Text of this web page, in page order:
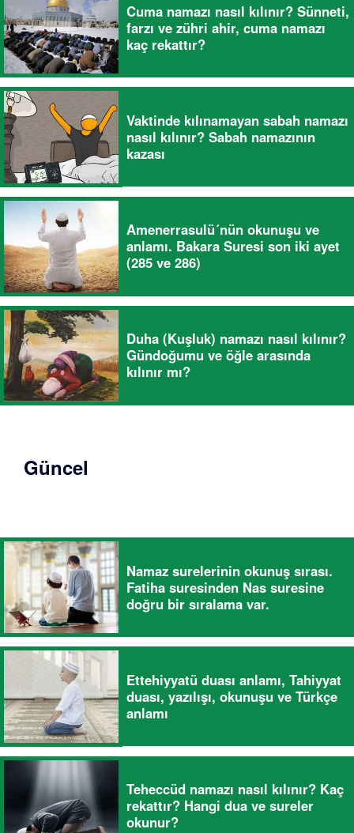
Cuma namazı nasıl kılınır? Sünneti,
farzı ve zühri ahir, cuma namazı
kaç rekattır?
Vaktinde kılınamayan sabah namazı
nasıl kılınır? Sabah namazının
kazası
Amenerrasulü´nün okunuşu ve
anlamı. Bakara Suresi son iki ayet
(285 ve 286)
Duha (Kuşluk) namazı nasıl kılınır?
Gündoğumu ve öğle arasında
kılınır mı?
Güncel
Namaz surelerinin okunuş sırası.
Fatiha suresinden Nas suresine
doğru bir sıralama var.
Ettehiyyatü duası anlamı, Tahiyyat
duası, yazılışı, okunuşu ve Türkçe
anlamı
Teheccüd namazı nasıl kılınır? Kaç
rekattır? Hangi dua ve sureler
okunur?